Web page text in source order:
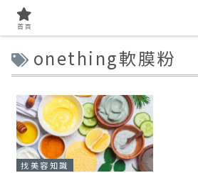
onething軟膜粉
找美容知識
首頁